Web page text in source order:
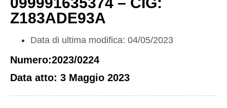
Z183ADE93A
Data di ultima modifica: 04/05/2023
Numero:2023/0224
Data atto: 3 Maggio 2023